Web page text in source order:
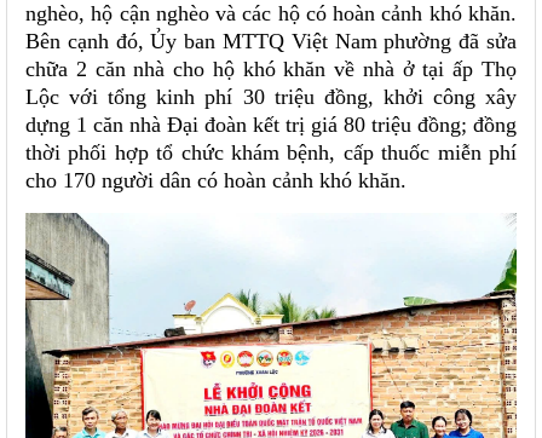
nghèo, hộ cận nghèo và các hộ có hoàn cảnh khó khăn.
Bên cạnh đó, Ủy ban MTTQ Việt Nam phường đã sửa
chữa 2 căn nhà cho hộ khó khăn về nhà ở tại ấp Thọ
Lộc với tổng kinh phí 30 triệu đồng, khởi công xây
dựng 1 căn nhà Đại đoàn kết trị giá 80 triệu đồng; đồng
thời phối hợp tổ chức khám bệnh, cấp thuốc miễn phí
cho 170 người dân có hoàn cảnh khó khăn.